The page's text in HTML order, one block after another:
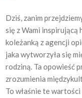
Dziś, zanim
się z Wami
koleżanką z agencji
jaka wytworzyła się
rodziną. Ta opowieść
zrozumienia
To właśnie te